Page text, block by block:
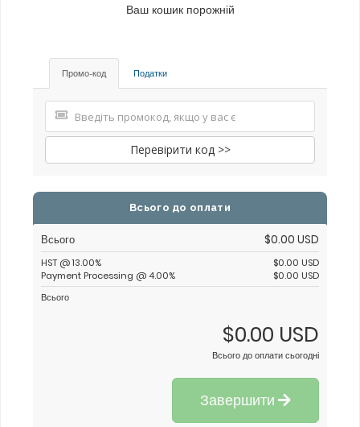
Ваш кошик порожній
Промо-код Податки
Перевірити код >>
Всього до оплати
Всього $0.00 USD
HST @ 13.00%
$0.00 USD
Payment Processing @ 4.00%
$0.00 USD
Всього
$0.00 USD
Всього до оплати сьогодні
Завершити